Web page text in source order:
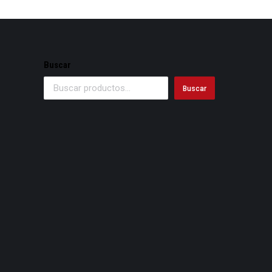
Buscar
Buscar